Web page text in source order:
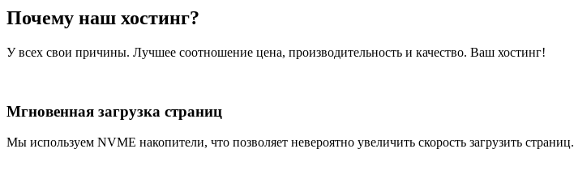
Почему наш хостинг?
У всех свои причины. Лучшее соотношение цена, производительность и качество. Ваш хостинг!
Мгновенная загрузка страниц
Мы используем NVME накопители, что позволяет невероятно увеличить скорость загрузить страниц.